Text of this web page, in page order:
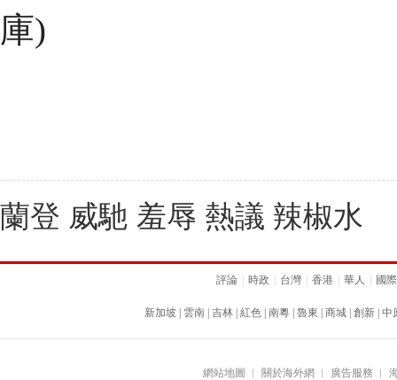
庫)
蘭登 威馳 羞辱 熱議 辣椒水
評論 時政 台灣 香港 華人 國際
新加坡 雲南 吉林 紅色 南粵 魯東 商城 創新 中
網站地圖 ︱ 關於海外網 ︱ 廣告服務 ︱